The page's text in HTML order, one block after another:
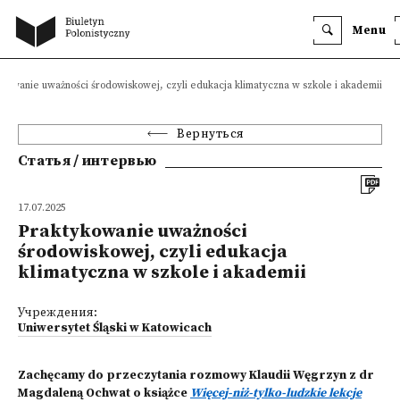
Menu
uważności środowiskowej, czyli edukacja klimatyczna w szkole i akademii
Вернуться
Статья / интервью
17.07.2025
Praktykowanie uważności
środowiskowej, czyli edukacja
klimatyczna w szkole i akademii
Учреждения:
Uniwersytet Śląski w Katowicach
Zachęcamy do przeczytania rozmowy Klaudii Węgrzyn z dr
Magdaleną Ochwat o książce Więcej-niż-tylko-ludzkie lekcje